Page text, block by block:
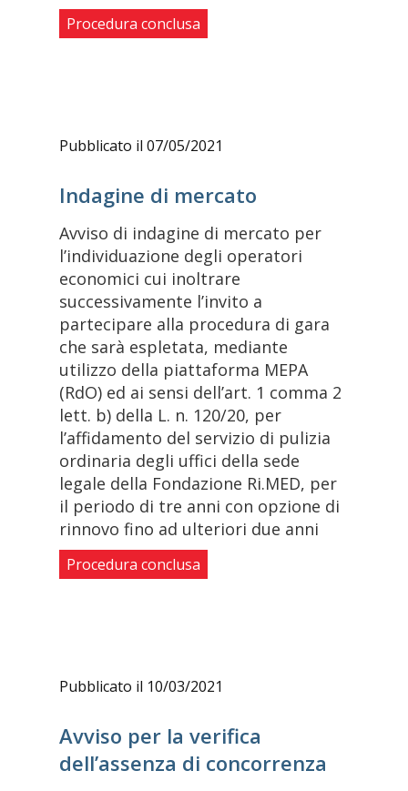
Procedura conclusa
Pubblicato il 07/05/2021
Indagine di mercato
Avviso di indagine di mercato per
l’individuazione degli operatori
economici cui inoltrare
successivamente l’invito a
partecipare alla procedura di gara
che sarà espletata, mediante
utilizzo della piattaforma MEPA
(RdO) ed ai sensi dell’art. 1 comma 2
lett. b) della L. n. 120/20, per
l’affidamento del servizio di pulizia
ordinaria degli uffici della sede
legale della Fondazione Ri.MED, per
il periodo di tre anni con opzione di
rinnovo fino ad ulteriori due anni
Procedura conclusa
Pubblicato il 10/03/2021
Avviso per la verifica
dell’assenza di concorrenza